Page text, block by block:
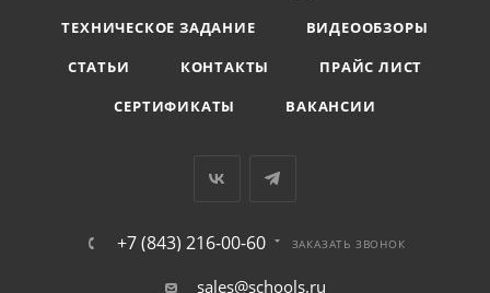
ТЕХНИЧЕСКОЕ ЗАДАНИЕ
ВИДЕООБЗОРЫ
СТАТЬИ
КОНТАКТЫ
ПРАЙС ЛИСТ
СЕРТИФИКАТЫ
ВАКАНСИИ
+7 (843) 216-00-60 ЗАКАЗАТЬ ЗВОНОК
sales@schools.ru